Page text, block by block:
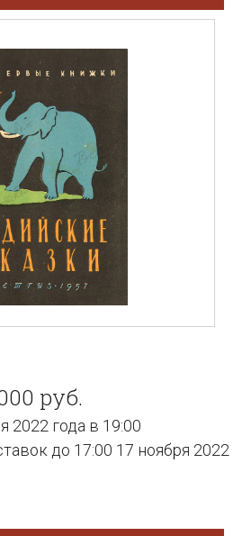
руб.
2022 года в 19:00
до 17:00 17 ноября 2022